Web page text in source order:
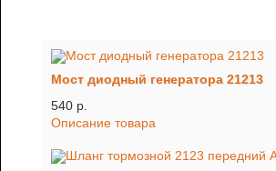
Мост диодный генератора 21213
540 p.
Описание товара